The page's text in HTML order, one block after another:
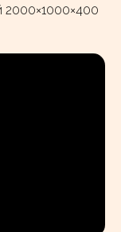
2000×1000×400